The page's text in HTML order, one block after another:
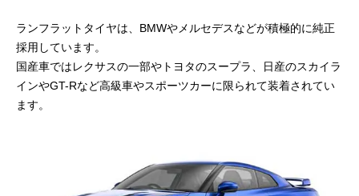
ランフラットタイヤは、BMWやメルセデスなどが積極的に純正
採用しています。
国産車ではレクサスの一部やトヨタのスープラ、日産のスカイラ
インやGT-Rなど高級車やスポーツカーに限られて装着されてい
ます。